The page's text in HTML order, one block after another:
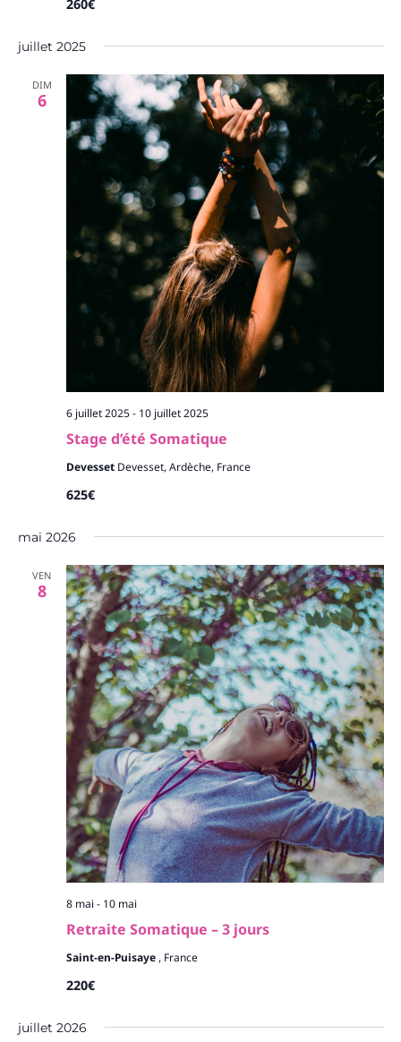
260€
juillet 2025
DIM
6
Stage d’été Somatique
6 juillet 2025- 10 juillet 2025
Devesset Devesset, Ardèche, France
625€
mai 2026
VEN
8
Retraite Somatique – 3 jours
8 mai - 10 mai
Saint-en-Puisaye , France
220€
juillet 2026